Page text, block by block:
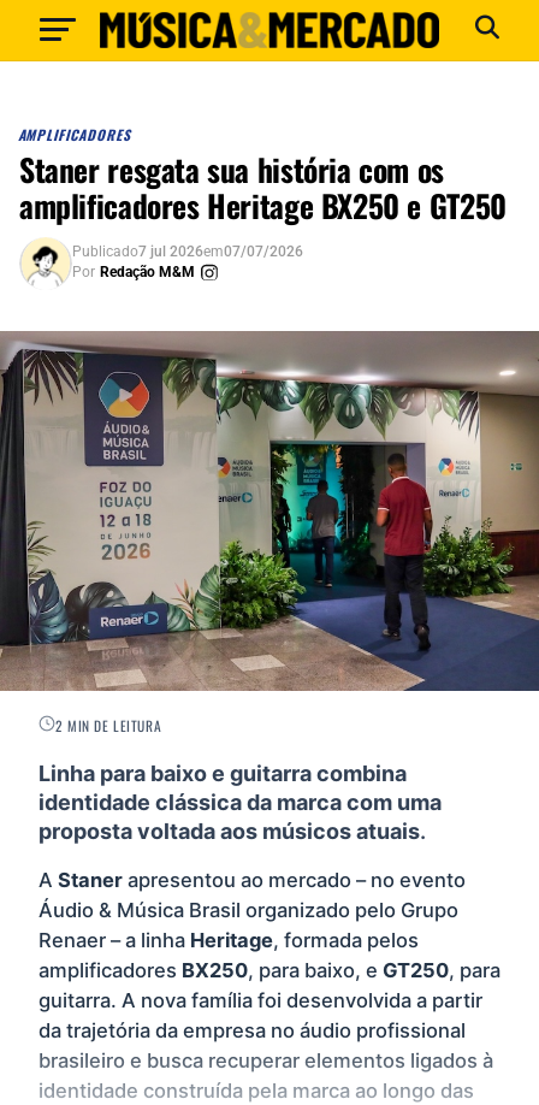
AMPLIFICADORES
Staner resgata sua história com os
amplificadores Heritage BX250 e GT250
Publicado7 jul 2026em07/07/2026
Por Redação M&M
2 MIN DE LEITURA
Linha para baixo e guitarra combina
identidade clássica da marca com uma
proposta voltada aos músicos atuais.
A Staner apresentou ao mercado – no evento
Áudio & Música Brasil organizado pelo Grupo
Renaer – a linha Heritage, formada pelos
amplificadores BX250, para baixo, e GT250, para
guitarra. A nova família foi desenvolvida a partir
da trajetória da empresa no áudio profissional
brasileiro e busca recuperar elementos ligados à
identidade construída pela marca ao longo das